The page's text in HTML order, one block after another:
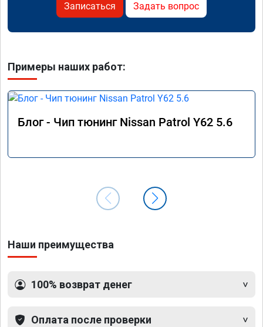
Записаться Задать вопрос
Примеры наших работ:
Блог - Чип тюнинг Nissan Patrol Y62 5.6
Наши преимущества
100% возврат денег
Оплата после проверки